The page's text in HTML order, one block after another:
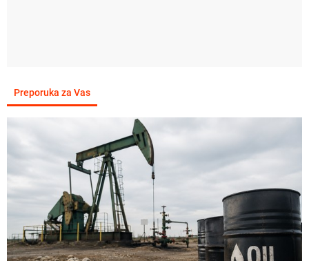
Preporuka za Vas